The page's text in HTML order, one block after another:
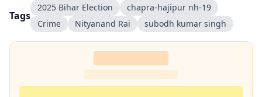
Tags
2025 Bihar Election
chapra-hajipur nh-19
Crime
Nityanand Rai subodh kumar singh